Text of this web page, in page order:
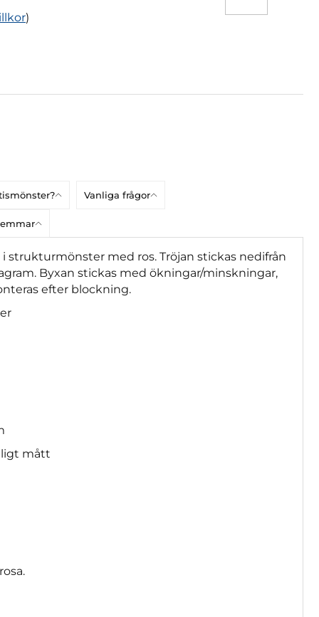
)
Vanliga frågor
strukturmönster med ros. Tröjan stickas nedifrån
Byxan stickas med ökningar/minskningar,
efter blockning.
mått